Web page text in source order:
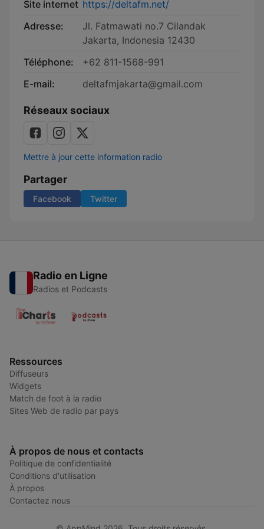
Site internet https://deltafm.net/
Adresse:
Jl. Fatmawati no.7 Cilandak
Jakarta, Indonesia 12430
Téléphone:
+62 811-1568-991
E-mail:
deltafmjakarta@gmail.com
Réseaux sociaux
Mettre à jour cette information radio
Partager
Facebook Twitter
Radio en Ligne
Radios et Podcasts
Ressources
Diffuseurs
Widgets
Match de foot à la radio
Sites Web de radio par pays
À propos de nous et contacts
Politique de confidentialité
Conditions d'utilisation
À propos
Contactez nous